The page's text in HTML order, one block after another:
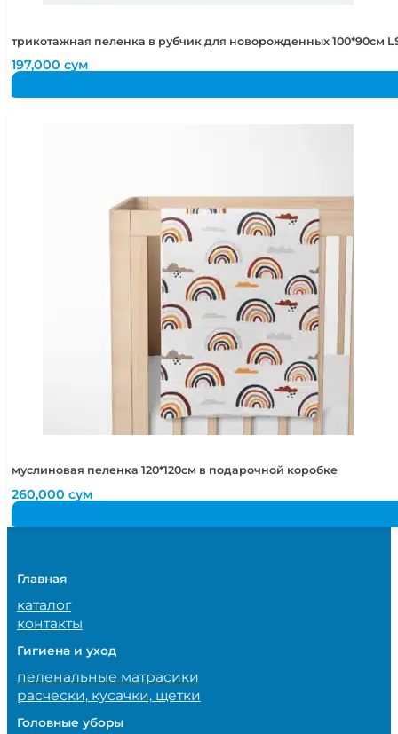
трикотажная пеленка в рубчик для новорожденных 100*90см
197,000сум
муслиновая пеленка 120*120см в подарочной коробке
260,000сум
Главная
каталог
контакты
Гигиена и уход
пеленальные матрасики
расчески, кусачки, щетки
Головные уборы